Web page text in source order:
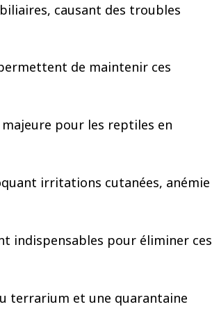
causant des troubles
de maintenir ces
pour les reptiles en
irritations cutanées, anémie
indispensables pour éliminer ces
terrarium et une quarantaine